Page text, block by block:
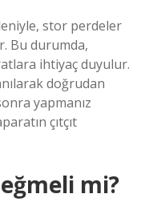
stor perdeler
Bu durumda,
ihtiyaç duyulur.
doğrudan
yapmanız
çıtçıt
mi?